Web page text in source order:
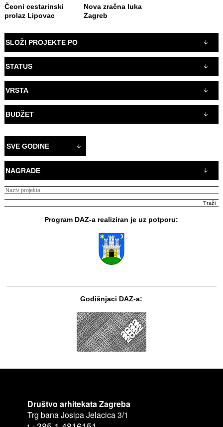
Čeoni cestarinski
prolaz Lipovac
Nova zračna luka
Zagreb
SLOŽI PROJEKTE PO
STATUS
VRSTA
BUDŽET
SVE GODINE
NAGRADE
Program DAZ-a realiziran je uz potporu:
Godišnjaci DAZ-a:
Društvo arhitekata Zagreba
Trg bana Josipa Jelacica 3/1